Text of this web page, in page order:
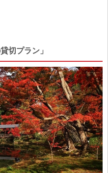
切プラン」